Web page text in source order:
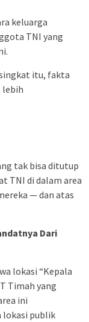
keluarga
TNI yang
itu, fakta
lebih
tak bisa ditutup
TNI di dalam area
— dan atas
Dari
lokasi “Kepala
Timah yang
ini
lokasi publik